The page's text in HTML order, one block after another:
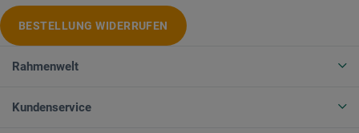
BESTELLUNG WIDERRUFEN
Rahmenwelt
Kundenservice